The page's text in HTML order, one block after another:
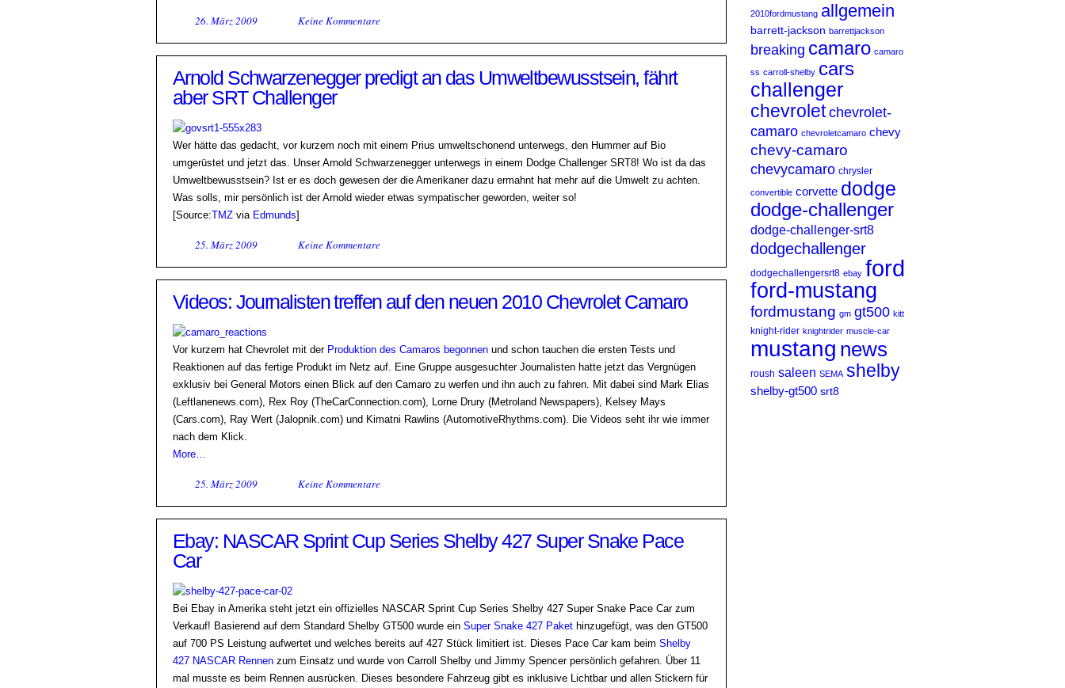
2010fordmustang allgemein
barrett-jackson barrettjackson
breaking camaro camaro
ss carroll-shelby cars
challenger
chevrolet chevrolet-
camaro chevroletcamaro chevy
chevy-camaro
chevycamaro chrysler
convertible corvette dodge
dodge-challenger
dodge-challenger-srt8
dodgechallenger
dodgechallengersrt8 ebay ford
ford-mustang
fordmustang gm gt500 kitt
knight-rider knightrider muscle-car
mustang news
roush saleen SEMA shelby
shelby-gt500 srt8
26. März 2009 Keine Kommentare
Arnold Schwarzenegger predigt an das Umweltbewusstsein, fährt
aber SRT Challenger
Wer hätte das gedacht, vor kurzem noch mit einem Prius umweltschonend unterwegs, den Hummer auf Bio
umgerüstet und jetzt das. Unser Arnold Schwarzenegger unterwegs in einem Dodge Challenger SRT8! Wo ist da das
Umweltbewusstsein? Ist er es doch gewesen der die Amerikaner dazu ermahnt hat mehr auf die Umwelt zu achten.
Was solls, mir persönlich ist der Arnold wieder etwas sympatischer geworden, weiter so!
[Source:TMZ via Edmunds]
25. März 2009 Keine Kommentare
Videos: Journalisten treffen auf den neuen 2010 Chevrolet Camaro
Vor kurzem hat Chevrolet mit der Produktion des Camaros begonnen und schon tauchen die ersten Tests und
Reaktionen auf das fertige Produkt im Netz auf. Eine Gruppe ausgesuchter Journalisten hatte jetzt das Vergnügen
exklusiv bei General Motors einen Blick auf den Camaro zu werfen und ihn auch zu fahren. Mit dabei sind Mark Elias
(Leftlanenews.com), Rex Roy (TheCarConnection.com), Lorne Drury (Metroland Newspapers), Kelsey Mays
(Cars.com), Ray Wert (Jalopnik.com) und Kimatni Rawlins (AutomotiveRhythms.com). Die Videos seht ihr wie immer
nach dem Klick.
More…
25. März 2009 Keine Kommentare
Ebay: NASCAR Sprint Cup Series Shelby 427 Super Snake Pace
Car
Bei Ebay in Amerika steht jetzt ein offizielles NASCAR Sprint Cup Series Shelby 427 Super Snake Pace Car zum
Verkauf! Basierend auf dem Standard Shelby GT500 wurde ein Super Snake 427 Paket hinzugefügt, was den GT500
auf 700 PS Leistung aufwertet und welches bereits auf 427 Stück limitiert ist. Dieses Pace Car kam beim Shelby
427 NASCAR Rennen zum Einsatz und wurde von Carroll Shelby und Jimmy Spencer persönlich gefahren. Über 11
mal musste es beim Rennen ausrücken. Dieses besondere Fahrzeug gibt es inklusive Lichtbar und allen Stickern für